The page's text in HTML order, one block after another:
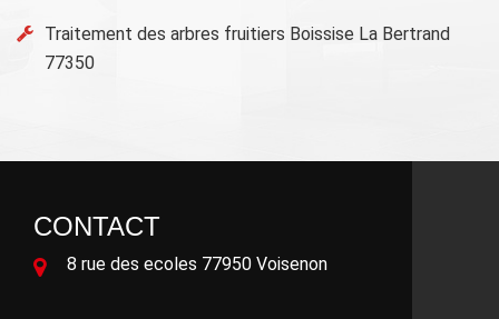
Traitement des arbres fruitiers Boissise La Bertrand
77350
CONTACT
8 rue des ecoles 77950 Voisenon